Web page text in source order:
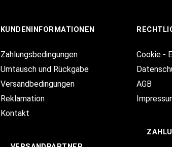
KUNDENINFORMATIONEN
Zahlungsbedingungen
Umtausch und Rückgabe
Versandbedingungen
Reklamation
Kontakt
Cookie -
AGB